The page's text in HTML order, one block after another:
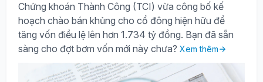
Chứng khoán Thành Công (TCI) vừa công bố kế
hoạch chào bán khủng cho cổ đông hiện hữu để
tăng vốn điều lệ lên hơn 1.734 tỷ đồng. Bạn đã sẵn
sàng cho đợt bơm vốn mới này chưa? Xem thêm